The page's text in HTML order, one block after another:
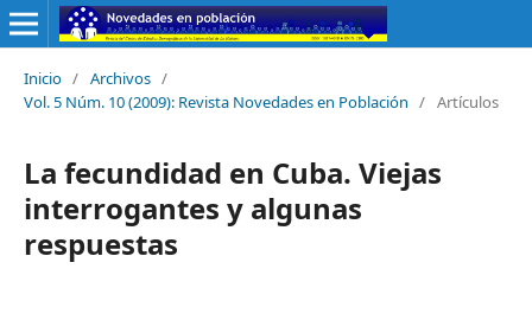
Inicio / Archivos /
Vol. 5 Núm. 10 (2009): Revista Novedades en Población / Artículos
La fecundidad en Cuba. Viejas
interrogantes y algunas
respuestas